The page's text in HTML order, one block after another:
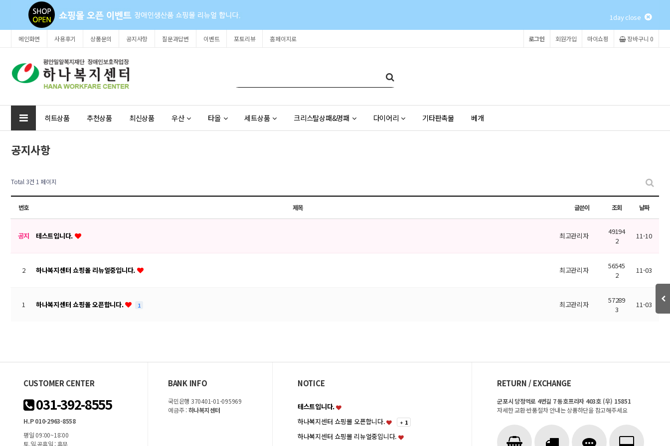
1day close
메인화면 사용후기 상품문의 공지사항 질문과답변 이벤트 포토리뷰 홈페이지로 장바구니 0
마이쇼핑
회원가입
로그인
히트상품 추천상품 최신상품 우산 타올 세트상품 크리스탈상패&명패 다이어리 기타판촉물 베개
공지사항
Total 3건 1 페이지
번호 제목 글쓴이 조회 날짜
공지 테스트입니다. 최고관리자
49194
2
11-10
2 하나복지센터 쇼핑몰 리뉴얼중입니다. 최고관리자
56545
2
11-03
1 하나복지센터 쇼핑몰 오픈합니다. 1 최고관리자
57289
3
11-03
CUSTOMER CENTER
031-392-8555
H.P 010-2963-8558
평일 09:00~18:00
토,일,공휴일 : 휴무
BANK INFO
국민은행 370401-01-095969
예금주 :하나복지센터
NOTICE
테스트입니다.
하나복지센터 쇼핑몰 오픈합니다.
+ 1
하나복지센터 쇼핑몰 리뉴얼중입니다.
RETURN / EXCHANGE
군포시 당정역로 4번길 7 동호프라자 403호 (우) 15851
자세한 교환·반품절차 안내는 상품하단을 참고해주세요